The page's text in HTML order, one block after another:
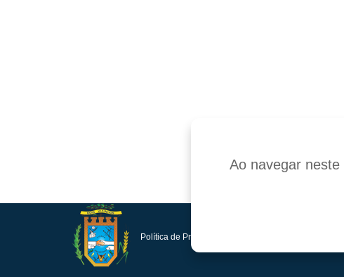
Política de Privacidade e Proteção de Dados
Ao navegar